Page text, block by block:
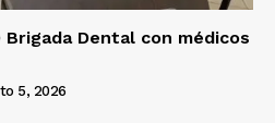
Brigada Dental con médicos
5, 2026